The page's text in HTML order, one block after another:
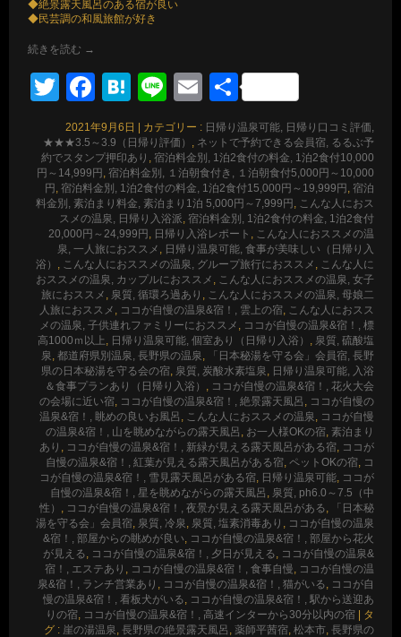
◆絶景露天風呂のある宿が良い
◆民芸調の和風旅館が好き
続きを読む →
TwitterFacebook
Hatena
LineEmail
共
有
2021年9月6日 | カテゴリー : 日帰り温泉可能, 日帰り口コミ評価,
★★★3.5～3.9（日帰り評価）
ネットで予約できる会員宿, るるぶ予
約でスタンプ押印あり
宿泊料金別, 1泊2食付の料金, 1泊2食付10,000
円～14,999円 宿泊料金別, １泊朝食付き, １泊朝食付5,000円～10,000
円 宿泊料金別, 1泊2食付の料金, 1泊2食付15,000円～19,999円 宿泊
料金別, 素泊まり料金, 素泊まり1泊 5,000円～7,999円
こんな人におス
スメの温泉, 日帰り入浴派 宿泊料金別, 1泊2食付の料金, 1泊2食付
20,000円～24,999円
日帰り入浴レポート
こんな人におススメの温
泉, 一人旅におススメ
日帰り温泉可能, 食事が美味しい（日帰り入
浴）
こんな人におススメの温泉, グループ旅行におススメ
こんな人に
おススメの温泉, カップルにおススメ
こんな人におススメの温泉, 女子
旅におススメ
泉質, 循環ろ過あり
こんな人におススメの温泉, 母娘二
人旅におススメ
ココが自慢の温泉&宿！, 雲上の宿
こんな人におスス
メの温泉, 子供連れファミリーにおススメ
ココが自慢の温泉&宿！, 標
高1000ｍ以上
日帰り温泉可能, 個室あり（日帰り入浴）
泉質, 硫酸塩
泉 都道府県別温泉, 長野県の温泉
「日本秘湯を守る会」会員宿, 長野
県の日本秘湯を守る会の宿 泉質, 炭酸水素塩泉
日帰り温泉可能, 入浴
＆食事プランあり（日帰り入浴）
ココが自慢の温泉&宿！, 花火大会
の会場に近い宿 ココが自慢の温泉&宿！, 絶景露天風呂
ココが自慢の
温泉&宿！, 眺めの良いお風呂
こんな人におススメの温泉
ココが自慢
の温泉&宿！, 山を眺めながらの露天風呂
お一人様OKの宿 素泊まり
あり
ココが自慢の温泉&宿！, 新緑が見える露天風呂がある宿 ココが
自慢の温泉&宿！, 紅葉が見える露天風呂がある宿 ペットOKの宿 コ
コが自慢の温泉&宿！, 雪見露天風呂がある宿 日帰り温泉可能 ココが
自慢の温泉&宿！, 星を眺めながらの露天風呂
泉質, ph6.0～7.5（中
性）
ココが自慢の温泉&宿！, 夜景が見える露天風呂がある
「日本秘
湯を守る会」会員宿 泉質, 冷泉 泉質, 塩素消毒あり
ココが自慢の温泉
&宿！, 部屋からの眺めが良い
ココが自慢の温泉&宿！, 部屋から花火
が見える
ココが自慢の温泉&宿！, 夕日が見える
ココが自慢の温泉&
宿！, エステあり
ココが自慢の温泉&宿！, 食事自慢
ココが自慢の温
泉&宿！, ランチ営業あり
ココが自慢の温泉&宿！, 猫がいる
ココが自
慢の温泉&宿！, 看板犬がいる
ココが自慢の温泉&宿！, 駅から送迎あ
りの宿 ココが自慢の温泉&宿！, 高速インターから30分以内の宿 | タ
グ : 崖の湯温泉 長野県の絶景露天風呂 薬師平茜宿 松本市 長野県の